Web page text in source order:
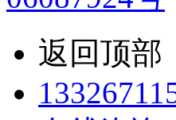
返回顶部